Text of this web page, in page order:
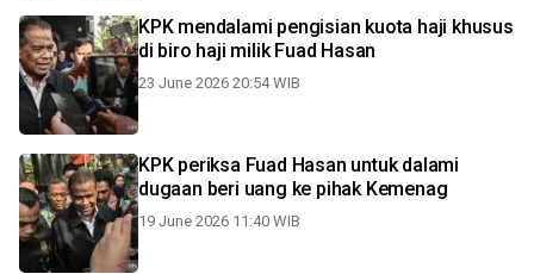
KPK mendalami pengisian kuota haji khusus
di biro haji milik Fuad Hasan
23 June 2026 20:54 WIB
KPK periksa Fuad Hasan untuk dalami
dugaan beri uang ke pihak Kemenag
19 June 2026 11:40 WIB